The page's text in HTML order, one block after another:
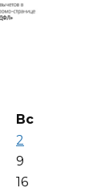
Вс
2
9
16